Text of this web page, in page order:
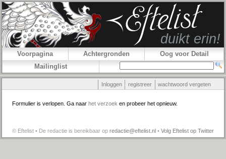
Voorpagina Achtergronden
Oog voor Detail
Mailinglist
Inloggen registreer wachtwoord vergeten
Formulier is verlopen. Ga naar het verzoek en probeer het opnieuw.
© Eftelist • De redactie is bereikbaar op redactie@eftelist.nl • Volg Eftelist op Twitter